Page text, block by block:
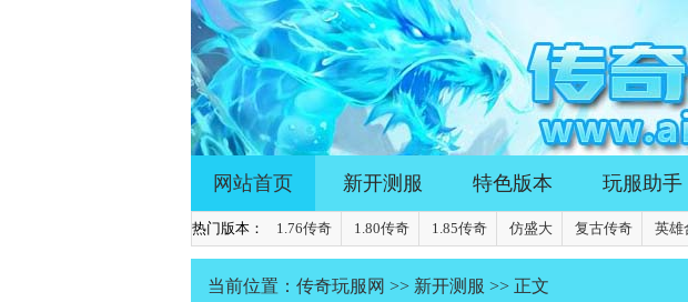
网站首页 新开测服 特色版本 玩服助手
热门版本： 1.76传奇 1.80传奇 1.85传奇 仿盛大 复古传奇 英雄
当前位置： 传奇玩服网 >> 新开测服 >> 正文